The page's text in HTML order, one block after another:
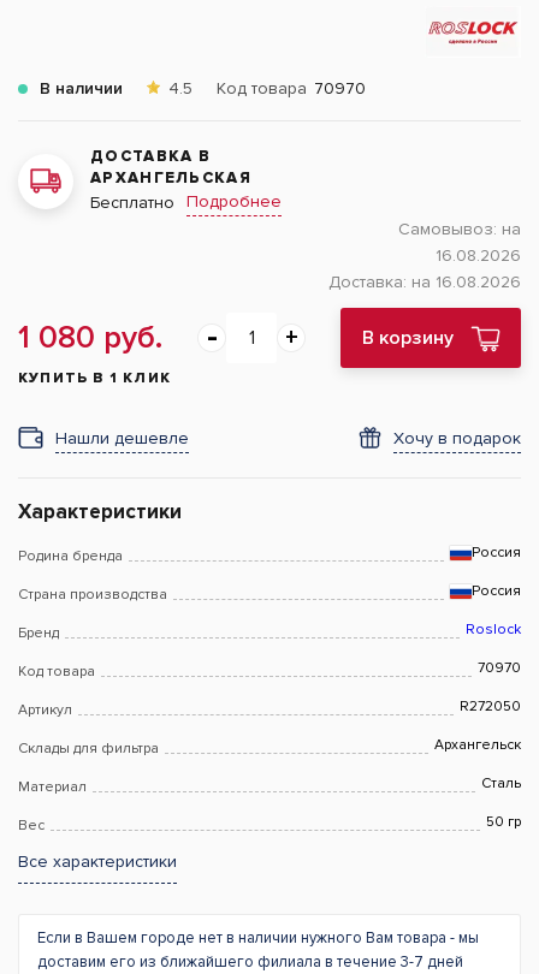
В наличии 4.5 Код товара 70970
ДОСТАВКА В
АРХАНГЕЛЬСКАЯ
Бесплатно
Подробнее
Самовывоз: на
16.08.2026
Доставка: на 16.08.2026
1 080 руб. В корзину
КУПИТЬ В 1 КЛИК
Нашли дешевле Хочу в подарок
Характеристики
Родина бренда Россия
Страна производства Россия
Бренд Roslock
Код товара 70970
Артикул R272050
Склады для фильтра Архангельск
Материал Сталь
Вес 50 гр
Все характеристики
Если в Вашем городе нет в наличии нужного Вам товара - мы
доставим его из ближайшего филиала в течение 3-7 дней